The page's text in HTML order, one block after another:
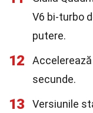
V6 bi-turbo
putere.
12
Accelerează
secunde.
13
Versiunile